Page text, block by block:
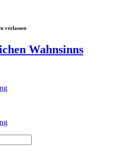
verlassen
Wahnsinns